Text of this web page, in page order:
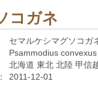
コガネ
セマルケシマグソコガ
Psammodius
北海道 東北 北陸 甲信
2011-12-01